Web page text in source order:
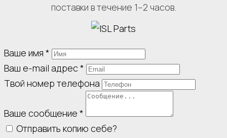
поставки в течение 1–2 часов.
Ваше имя *
Ваш e-mail адрес*
Твой номер телефона
Ваше сообщение *
Отправить копию себе?